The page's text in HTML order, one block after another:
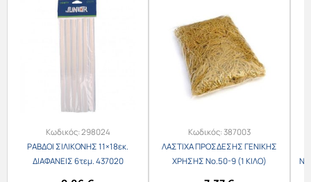
Κωδικός:298024
ΡΑΒΔΟΙ ΣΙΛΙΚΟΝΗΣ 11×18εκ.
ΔΙΑΦΑΝΕΙΣ 6τεμ. 437020
Κωδικός:387003
ΛΑΣΤΙΧΑ ΠΡΟΣΔΕΣΗΣ ΓΕΝΙΚΗΣ
ΧΡΗΣΗΣ Νο.50-9 (1 ΚΙΛΟ)